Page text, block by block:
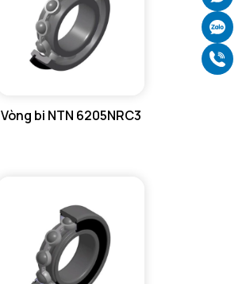
Vòng bi NTN 6205NRC3